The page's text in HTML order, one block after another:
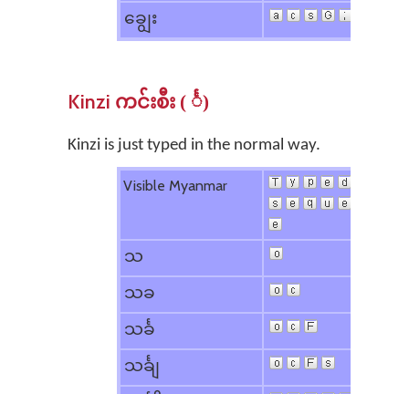
​ချွေး
Kinzi ကင်းစီး ( င်္)
Kinzi is just typed in the normal way.
Visible Myanmar
သ
သခ
သင်္ခ
သင်္ချ